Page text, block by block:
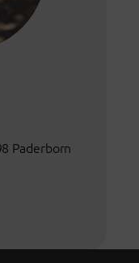
Paderborn